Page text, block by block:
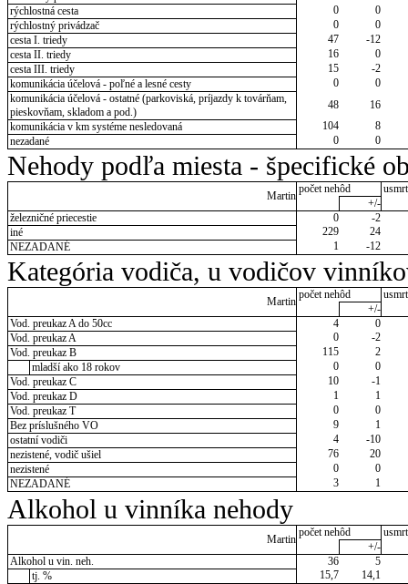
rýchlostná cesta
0
0
rýchlostný privádzač
0
0
cesta I. triedy
47
-12
cesta II. triedy
16
0
cesta III. triedy
15
-2
komunikácia účelová - poľné a lesné cesty
0
0
komunikácia účelová - ostatné (parkoviská, príjazdy k továrňam,
pieskovňam, skladom a pod.)
48
16
komunikácia v km systéme nesledovaná
104
8
nezadané
0 0
Nehody podľa miesta - špecifické
Martin
počet nehôd
+/-
železničné priecestie
0
-2
iné
229
24
NEZADANÉ
1 -12
Kategória vodiča, u vodičov
Martin
počet nehôd
+/-
Vod. preukaz A do 50cc
4
0
Vod. preukaz A
0
-2
Vod. preukaz B
115
2
mladší ako 18 rokov
0
0
Vod. preukaz C
10
-1
Vod. preukaz D
1
1
Vod. preukaz T
0
0
Bez príslušného VO
9
1
ostatní vodiči
4
-10
nezistené, vodič ušiel
76
20
nezistené
0
0
NEZADANÉ
3 1
Alkohol u vinníka nehody
Martin
počet nehôd
+/-
Alkohol u vin. neh.
36
5
tj. %
15,7 14,1